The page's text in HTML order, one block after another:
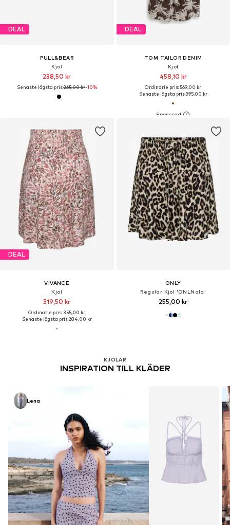
DEAL
PULL&BEAR
Kjol
238,50 kr
Senaste lägsta pris:265,00 kr-10%
DEAL
TOM TAILOR DENIM
Kjol
458,10 kr
Ordinarie pris: 569,00 kr
Senaste lägsta pris:395,00 kr
DEAL
VIVANCE
Kjol
319,50 kr
Ordinarie pris: 355,00 kr
Senaste lägsta pris:284,00 kr
ONLY
Regular Kjol 'ONLNala'
255,00 kr
KJOLAR
INSPIRATION TILL KLÄDER
Lena